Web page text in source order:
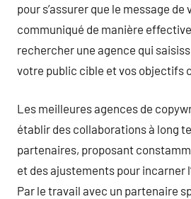
pour s’assurer que le message
communiqué de manière
rechercher une agence qui
votre public cible et vos objectifs
Les meilleures agences de
établir des collaborations à long
partenaires, proposant
et des ajustements pour incarner
Par le travail avec un partenaire